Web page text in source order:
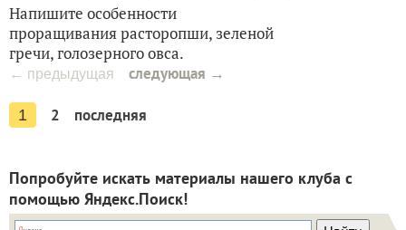
Напишите особенности
проращивания расторопши, зеленой
гречи, голозерного овса.
← предыдущая следующая →
1 2 последняя
Попробуйте искать материалы нашего клуба с
помощью Яндекс.Поиск!